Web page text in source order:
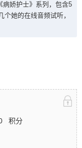
病娇护士》系列，包含5
她的在线音频试听，
积分
时长20分钟左